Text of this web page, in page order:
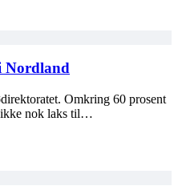
Nordland
Omkring 60 prosent
ikke nok laks til…